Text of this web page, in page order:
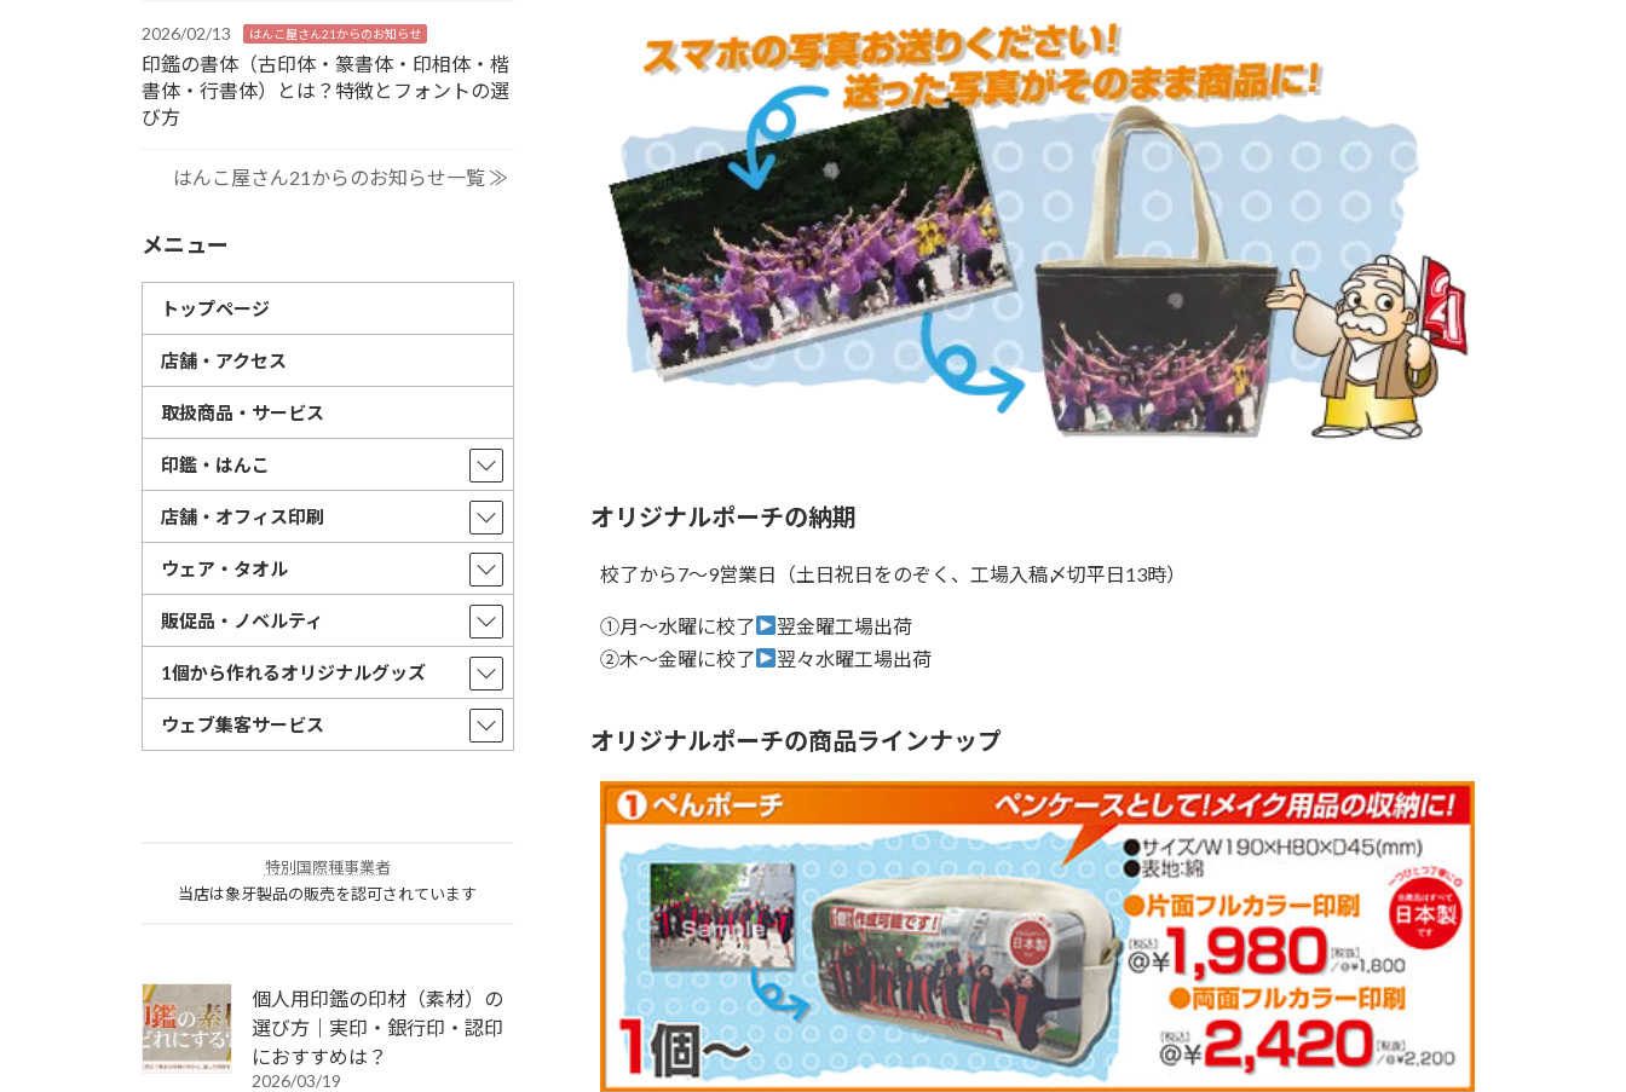
オリジナルポーチの納期
校了から7～9営業日 （土日祝日をのぞく、工場入稿〆切平日13時）
①月～水曜に校了
翌金曜工場出荷
②木～金曜に校了
翌々水曜工場出荷
オリジナルポーチの商品ラインナップ
2026/02/13 はんこ屋さん21からのお知らせ
印鑑の書体（古印体・篆書体・印相体・楷
書体・行書体）とは？特徴とフォントの選
び方
はんこ屋さん21からのお知らせ一覧 ≫
メニュー
トップページ
店舗・アクセス
取扱商品・サービス
印鑑・はんこ
店舗・オフィス印刷
ウェア・タオル
販促品・ノベルティ
1個から作れるオリジナルグッズ
ウェブ集客サービス
特別国際種事業者
当店は象牙製品の販売を認可されています
個人用印鑑の印材（素材）の
選び方｜実印・銀行印・認印
におすすめは？
2026/03/19